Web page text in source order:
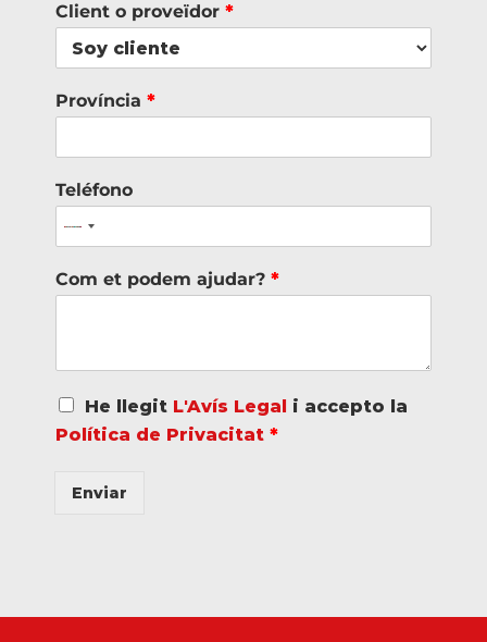
Client o proveïdor *
Província *
Teléfono
Com et podem ajudar? *
A
c
u
D
He llegit L'Avís Legal
i accepto la
Política de Privacitat *
Enviar